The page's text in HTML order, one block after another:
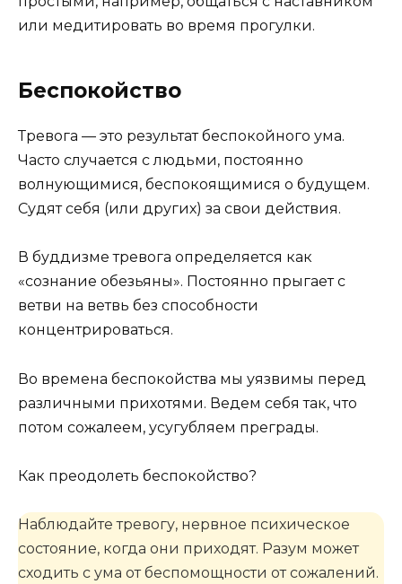
или медитировать во время прогулки.
Беспокойство
Тревога — это результат беспокойного ума.
Часто случается с людьми, постоянно
волнующимися, беспокоящимися о будущем.
Судят себя (или других) за свои действия.
В буддизме тревога определяется как
«сознание обезьяны». Постоянно прыгает с
ветви на ветвь без способности
концентрироваться.
Во времена беспокойства мы уязвимы перед
различными прихотями. Ведем себя так, что
потом сожалеем, усугубляем преграды.
Как преодолеть беспокойство?
Наблюдайте тревогу, нервное психическое
состояние, когда они приходят. Разум может
сходить с ума от беспомощности от сожалений.